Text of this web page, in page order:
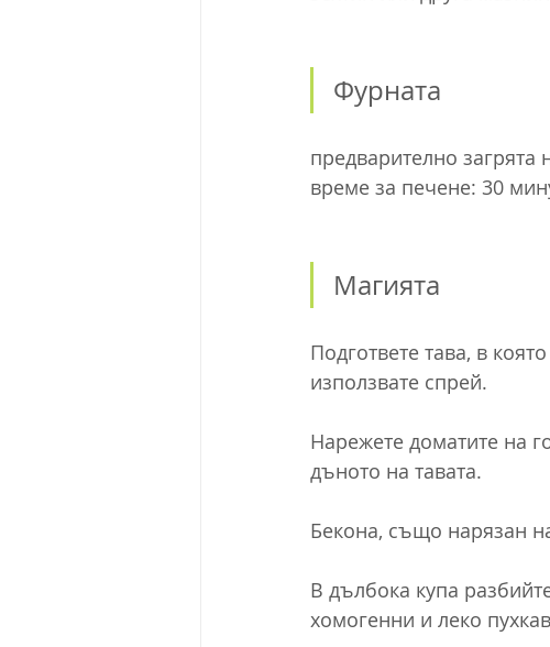
Фурната
предварително загрята
време за печене: 30
Магията
Подгответе тава, в
използвате спрей.
Нарежете доматите на
дъното на тавата.
Бекона, също нарязан
В дълбока купа
хомогенни и леко